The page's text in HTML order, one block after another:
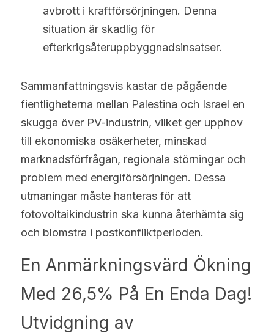
avbrott i kraftförsörjningen. Denna
situation är skadlig för
efterkrigsåteruppbyggnadsinsatser.
Sammanfattningsvis kastar de pågående
fientligheterna mellan Palestina och Israel en
skugga över PV-industrin, vilket ger upphov
till ekonomiska osäkerheter, minskad
marknadsförfrågan, regionala störningar och
problem med energiförsörjningen. Dessa
utmaningar måste hanteras för att
fotovoltaikindustrin ska kunna återhämta sig
och blomstra i postkonfliktperioden.
En Anmärkningsvärd Ökning
Med 26,5% På En Enda Dag!
Utvidgning av